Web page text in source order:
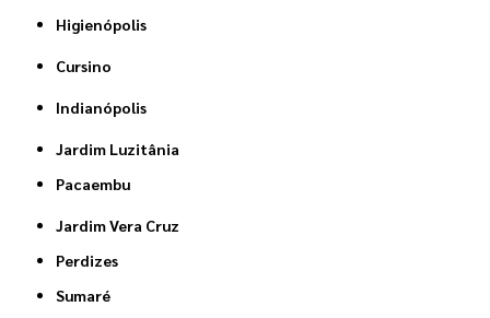
Higienópolis
Cursino
Indianópolis
Jardim Luzitânia
Pacaembu
Jardim Vera Cruz
Perdizes
Sumaré